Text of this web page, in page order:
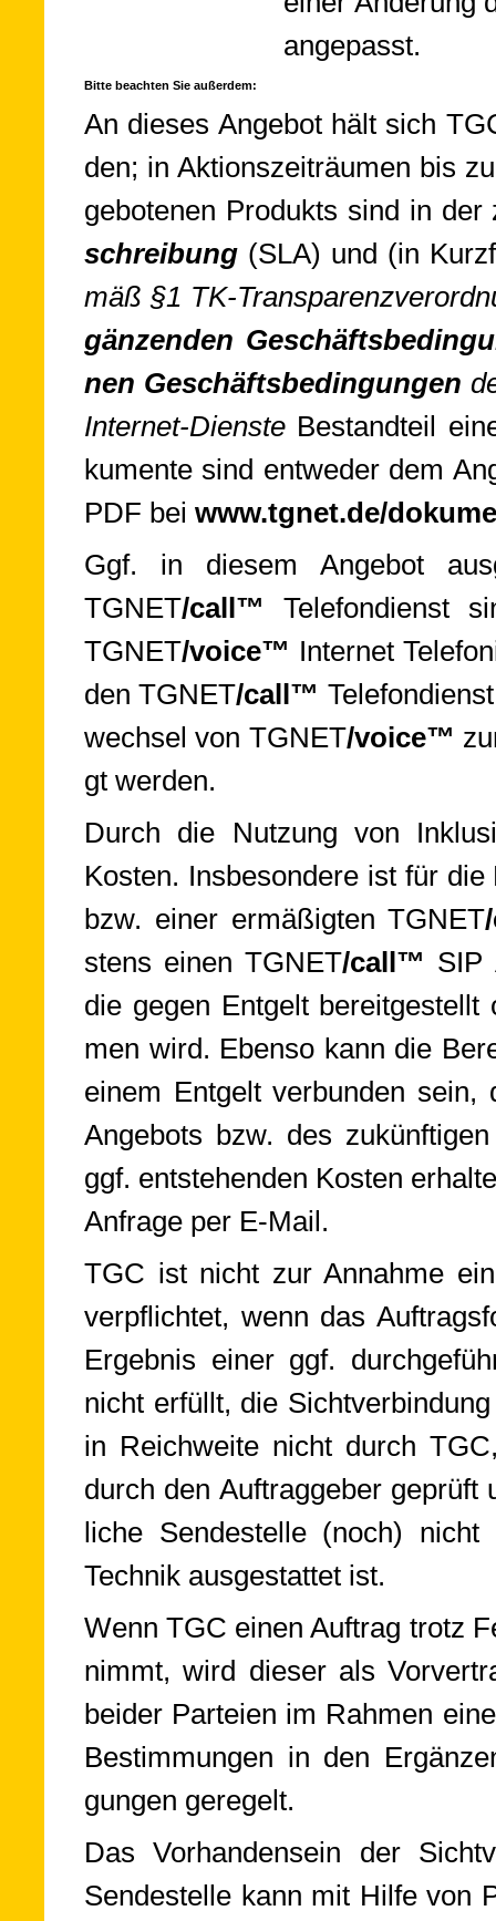
an­ge­passt.
Bitte beachten Sie außerdem:
An die­ses An­ge­bot hält sich
den; in Ak­tions­zeit­räu­men bis
ge­bo­te­nen Pro­dukts sind in
schrei­bung (SLA) und (in
mäß §1 TK-
gän­zen­den
nen Ge­schäfts­be­din­gun­gen
In­ter­net-Dien­ste Be­stand­teil
ku­mente sind ent­we­der dem
PDF bei www.tgnet.de/
Ggf. in diesem An­ge­bot
TGNET­/call™ Te­le­fon­dienst
TGNET­/voice™ In­ter­net
den TGNET­/call™
wech­sel von TGNET­/voice™
gt wer­den.
Durch die Nutzung von
Kos­ten. Ins­be­son­de­re ist für
bzw. ei­ner er­mäßig­ten TGNET­
stens ei­nen TGNET­/call™ SIP
die ge­gen Ent­gelt
men wird. Eben­so kann die
einem Ent­gelt ver­bun­den sein,
An­ge­bots bzw. des
ggf. ent­ste­hen­den Kos­ten
An­frage per E-Mail.
TGC ist nicht zur Annahme
ver­pflich­tet, wenn das
Er­geb­nis einer ggf.
nicht er­füllt, die
in Reich­weite nicht durch
durch den Auf­trag­ge­ber
liche Sen­de­stel­le (noch)
Tech­nik aus­ge­stat­tet ist.
Wenn TGC einen Auftrag trotz
nimmt, wird die­ser als
bei­der Par­teien im Rah­men
Be­stim­mun­gen in den
gun­gen ge­re­gelt.
Das Vorhandensein der
Sen­de­stel­le kann mit Hil­fe von